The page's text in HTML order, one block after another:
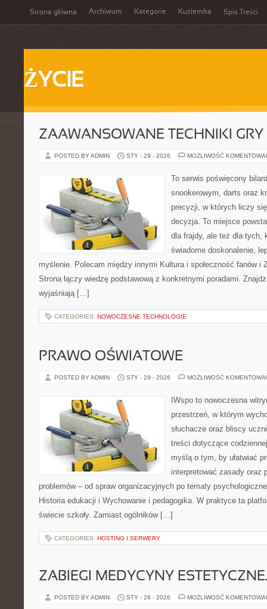
Strona główna Archiwum Kategorie Kuziemka Spis Treści
ŻYCIE
ZAAWANSOWANE TECHNIKI GRY
POSTED BY ADMIN STY - 29 - 2026 MOŻLIWOŚĆ
To serwis poświęcony
snookerowym, darts oraz
precyzji, w których liczy
decyzja. To miejsce
dla frajdy, ale też dla tych,
świadome doskonalenie,
myślenie. Polecam między innymi Kultura i społeczność fanów i
Strona łączy wiedzę podstawową z konkretnymi poradami.
wyjaśniają […]
CATEGORIES: NOWOCZESNE TECHNOLOGIE
PRAWO OŚWIATOWE
POSTED BY ADMIN STY - 29 - 2026 MOŻLIWOŚĆ
IWspo to nowoczesna
przestrzeń, w którym
słuchacze oraz bliscy
treści dotyczące
myślą o tym, by ułatwiać
interpretować zasady oraz
problemów – od spraw organizacyjnych po tematy
Historia edukacji i Wychowanie i pedagogika. W praktyce ta
świecie szkoły. Zamiast ogólników […]
CATEGORIES: HOSTING I SERWERY
ZABIEGI MEDYCYNY
POSTED BY ADMIN STY - 28 - 2026 MOŻLIWOŚĆ